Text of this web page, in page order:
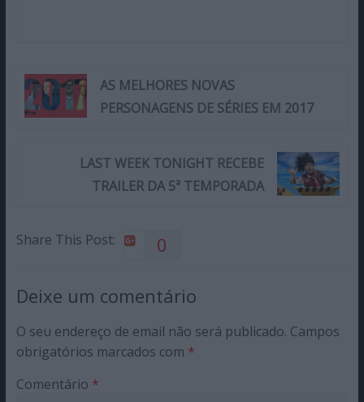
AS MELHORES NOVAS
PERSONAGENS DE SÉRIES EM 2017
LAST WEEK TONIGHT RECEBE
TRAILER DA 5ª TEMPORADA
Share This Post: 0
Deixe um comentário
O seu endereço de email não será publicado. Campos
obrigatórios marcados com *
Comentário *